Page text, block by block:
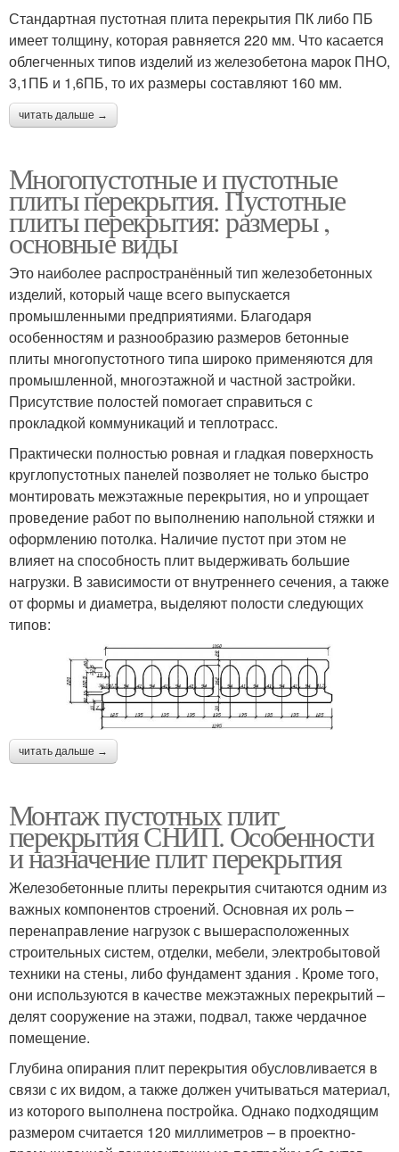
Стандартная пустотная плита перекрытия ПК либо ПБ
имеет толщину, которая равняется 220 мм. Что касается
облегченных типов изделий из железобетона марок ПНО,
3,1ПБ и 1,6ПБ, то их размеры составляют 160 мм.
читать дальше →
Многопустотные и пустотные
плиты перекрытия. Пустотные
плиты перекрытия: размеры ,
основные виды
Это наиболее распространённый тип железобетонных
изделий, который чаще всего выпускается
промышленными предприятиями. Благодаря
особенностям и разнообразию размеров бетонные
плиты многопустотного типа широко применяются для
промышленной, многоэтажной и частной застройки.
Присутствие полостей помогает справиться с
прокладкой коммуникаций и теплотрасс.
Практически полностью ровная и гладкая поверхность
круглопустотных панелей позволяет не только быстро
монтировать межэтажные перекрытия, но и упрощает
проведение работ по выполнению напольной стяжки и
оформлению потолка. Наличие пустот при этом не
влияет на способность плит выдерживать большие
нагрузки. В зависимости от внутреннего сечения, а также
от формы и диаметра, выделяют полости следующих
типов:
читать дальше →
Монтаж пустотных плит
перекрытия СНИП. Особенности
и назначение плит перекрытия
Железобетонные плиты перекрытия считаются одним из
важных компонентов строений. Основная их роль –
перенаправление нагрузок с вышерасположенных
строительных систем, отделки, мебели, электробытовой
техники на стены, либо фундамент здания . Кроме того,
они используются в качестве межэтажных перекрытий –
делят сооружение на этажи, подвал, также чердачное
помещение.
Глубина опирания плит перекрытия обусловливается в
связи с их видом, а также должен учитываться материал,
из которого выполнена постройка. Однако подходящим
размером считается 120 миллиметров – в проектно-